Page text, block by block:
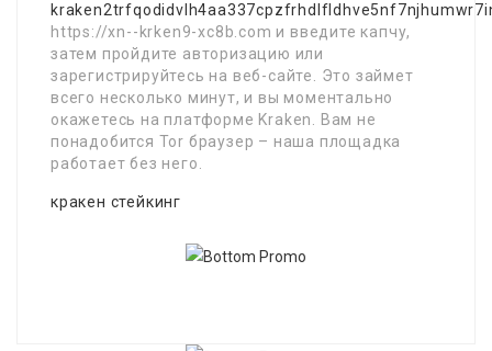
https://xn--krken9-xc8b.com и введите капчу,
затем пройдите авторизацию или
зарегистрируйтесь на веб-сайте. Это займет
всего несколько минут, и вы моментально
окажетесь на платформе Kraken. Вам не
понадобится Tor браузер – наша площадка
работает без него.
кракен стейкинг